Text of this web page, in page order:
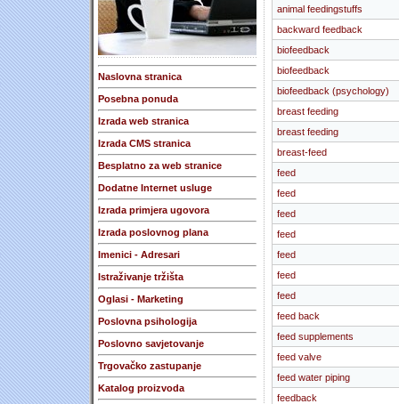
Naslovna stranica
Posebna ponuda
Izrada web stranica
Izrada CMS stranica
Besplatno za web stranice
Dodatne Internet usluge
Izrada primjera ugovora
Izrada poslovnog plana
Imenici - Adresari
Istraživanje tržišta
Oglasi - Marketing
Poslovna psihologija
Poslovno savjetovanje
Trgovačko zastupanje
Katalog proizvoda
animal feedingstuffs
backward feedback
biofeedback
biofeedback
biofeedback (psychology)
breast feeding
breast feeding
breast-feed
feed
feed
feed
feed
feed
feed
feed
feed back
feed supplements
feed valve
feed water piping
feedback